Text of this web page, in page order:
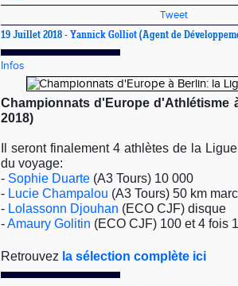
Tweet
19 Juillet 2018 - Yannick Golliot (Agent de
Infos
Championnats d'Europe d'Athlétisme
2018)
Il seront finalement 4 athlètes de la
du voyage:
- Sophie Duarte (A3 Tours) 10 000
- Lucie Champalou (A3 Tours) 50 km
- Lolassonn Djouhan (ECO CJF) disque
-Amaury Golitin (ECO CJF) 100 et 4 fois
Retrouvez la sélection complète ici